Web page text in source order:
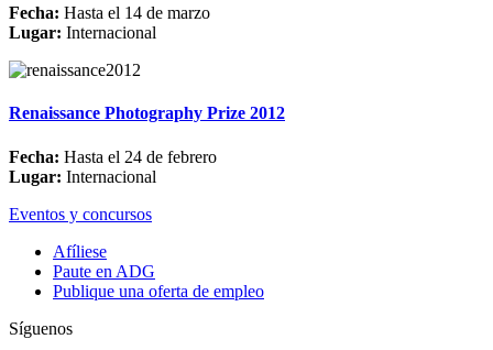
Fecha: Hasta el 14 de marzo
Lugar: Internacional
Renaissance Photography Prize 2012
Fecha: Hasta el 24 de febrero
Lugar: Internacional
Eventos y concursos
Afíliese
Paute en ADG
Publique una oferta de empleo
Síguenos